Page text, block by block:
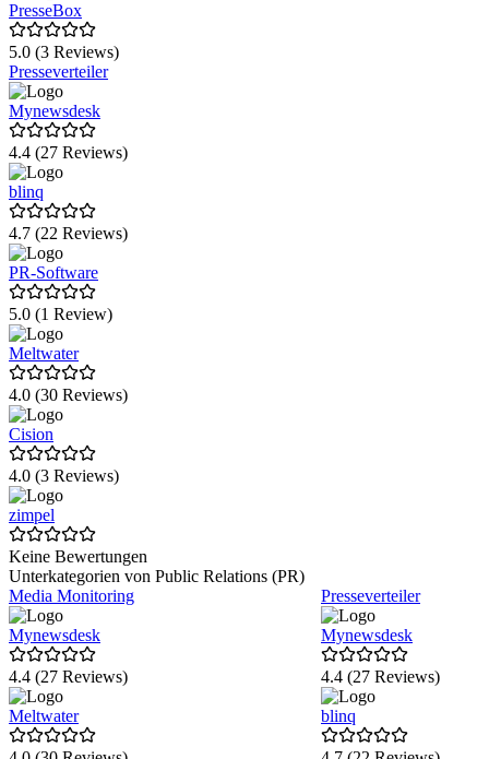
PresseBox
5.0 (3 Reviews)
Presseverteiler
Mynewsdesk
4.4 (27 Reviews)
blinq
4.7 (22 Reviews)
PR-Software
5.0 (1 Review)
Meltwater
4.0 (30 Reviews)
Cision
4.0 (3 Reviews)
zimpel
Keine Bewertungen
Unterkategorien von Public Relations (PR)
Media Monitoring
Mynewsdesk
4.4 (27 Reviews)
Meltwater
Presseverteiler
Mynewsdesk
4.4 (27 Reviews)
blinq